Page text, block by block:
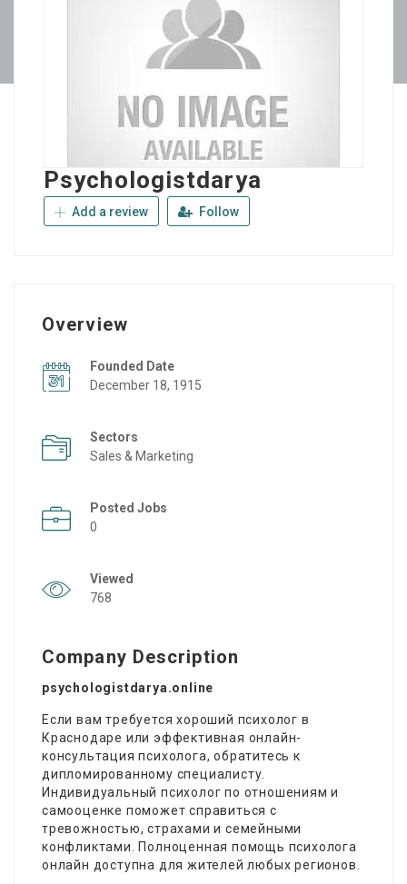
Psychologistdarya
Add a review Follow
Overview
Founded Date
December 18, 1915
Sectors
Sales & Marketing
Posted Jobs
0
Viewed
768
Company Description
psychologistdarya.online
Если вам требуется хороший психолог в
Краснодаре или эффективная онлайн-
консультация психолога, обратитесь к
дипломированному специалисту.
Индивидуальныйпсихолог по отношениям и
самооценке поможет справиться с
тревожностью, страхами и семейными
конфликтами. Полноценная помощь психолога
онлайн доступна для жителей любых регионов.